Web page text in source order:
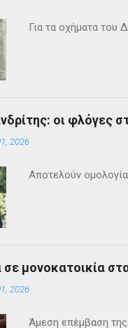
Για τα οχήματα του
οι φλόγες
2026
Αποτελούν
σε μονοκατοικία
2026
Άμεση επέμβαση